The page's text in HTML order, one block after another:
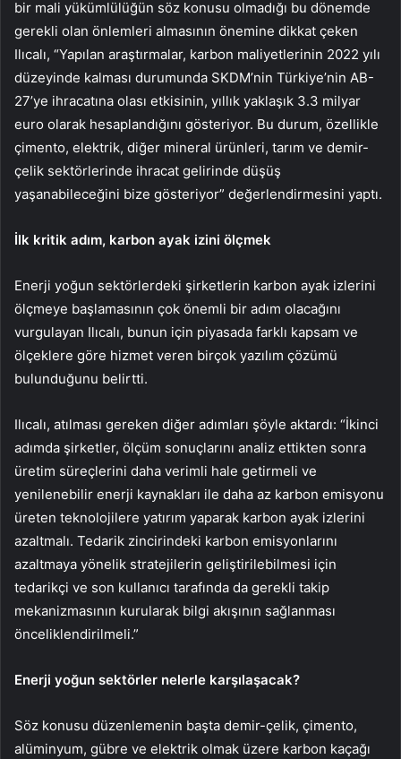
bir mali yükümlülüğün söz konusu olmadığı bu dönemde
gerekli olan önlemleri almasının önemine dikkat çeken
Ilıcalı, “Yapılan araştırmalar, karbon maliyetlerinin 2022 yılı
düzeyinde kalması durumunda SKDM’nin Türkiye’nin AB-
27’ye ihracatına olası etkisinin, yıllık yaklaşık 3.3 milyar
euro olarak hesaplandığını gösteriyor. Bu durum, özellikle
çimento, elektrik, diğer mineral ürünleri, tarım ve demir-
çelik sektörlerinde ihracat gelirinde düşüş
yaşanabileceğini bize gösteriyor” değerlendirmesini yaptı.
İlk kritik adım, karbon ayak izini ölçmek
Enerji yoğun sektörlerdeki şirketlerin karbon ayak izlerini
ölçmeye başlamasının çok önemli bir adım olacağını
vurgulayan Ilıcalı, bunun için piyasada farklı kapsam ve
ölçeklere göre hizmet veren birçok yazılım çözümü
bulunduğunu belirtti.
Ilıcalı, atılması gereken diğer adımları şöyle aktardı: “İkinci
adımda şirketler, ölçüm sonuçlarını analiz ettikten sonra
üretim süreçlerini daha verimli hale getirmeli ve
yenilenebilir enerji kaynakları ile daha az karbon emisyonu
üreten teknolojilere yatırım yaparak karbon ayak izlerini
azaltmalı. Tedarik zincirindeki karbon emisyonlarını
azaltmaya yönelik stratejilerin geliştirilebilmesi için
tedarikçi ve son kullanıcı tarafında da gerekli takip
mekanizmasının kurularak bilgi akışının sağlanması
önceliklendirilmeli.”
Enerji yoğun sektörler nelerle karşılaşacak?
Söz konusu düzenlemenin başta demir-çelik, çimento,
alüminyum, gübre ve elektrik olmak üzere karbon kaçağı